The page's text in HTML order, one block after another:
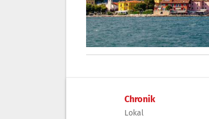
Chronik
Lokal